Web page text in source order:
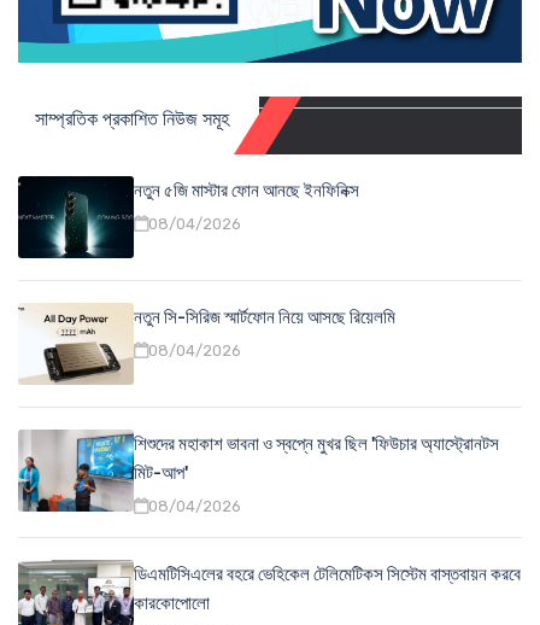
সাম্প্রতিক প্রকাশিত নিউজ সমূহ
নতুন ৫জি মাস্টার ফোন আনছে ইনফিনিক্স
08/04/2026
নতুন সি-সিরিজ স্মার্টফোন নিয়ে আসছে রিয়েলমি
08/04/2026
শিশুদের মহাকাশ ভাবনা ও স্বপ্নে মুখর ছিল 'ফিউচার অ্যাস্ট্রোনটস
মিট-আপ'
08/04/2026
ডিএমটিসিএলের বহরে ভেহিকেল টেলিমেটিকস সিস্টেম বাস্তবায়ন করবে
কারকোপোলো